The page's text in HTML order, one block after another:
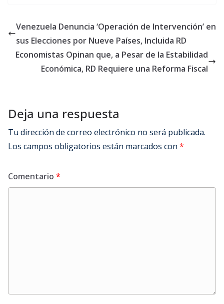
Venezuela Denuncia ‘Operación de Intervención’ en
sus Elecciones por Nueve Países, Incluida RD
Economistas Opinan que, a Pesar de la Estabilidad
Económica, RD Requiere una Reforma Fiscal
Deja una respuesta
Tu dirección de correo electrónico no será publicada.
Los campos obligatorios están marcados con *
Comentario *